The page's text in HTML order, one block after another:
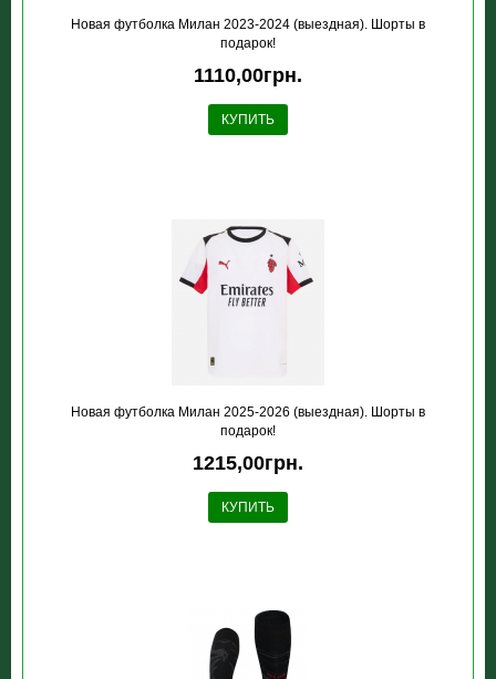
Новая футболка Милан 2023-2024 (выездная). Шорты в
подарок!
1110,00грн.
КУПИТЬ
Новая футболка Милан 2025-2026 (выездная). Шорты в
подарок!
1215,00грн.
КУПИТЬ